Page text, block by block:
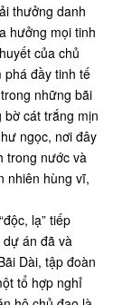
thưởng danh
hưởng mọi tinh
của chủ
phá đầy tinh tế
những bãi
cát trắng mịn
ngọc, nơi đây
trong nước và
nhiên hùng vĩ,
lạ” tiếp
án đã và
Dài, tập đoàn
tổ hợp nghỉ